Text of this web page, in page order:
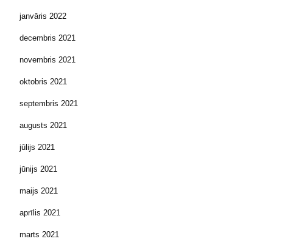
janvāris 2022
decembris 2021
novembris 2021
oktobris 2021
septembris 2021
augusts 2021
jūlijs 2021
jūnijs 2021
maijs 2021
aprīlis 2021
marts 2021